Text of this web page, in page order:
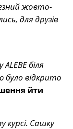
жовто-
для друзів
біля
було відкрито
йти
курсі. Сашку